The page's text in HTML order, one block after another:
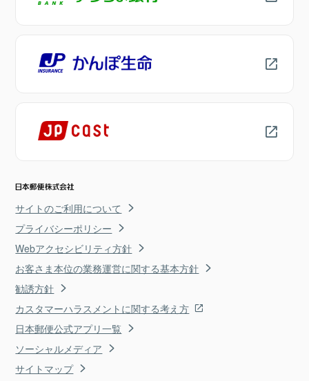
サイトのご利用について
プライバシーポリシー
Webアクセシビリティ方針
お客さま本位の業務運営に関する基本方針
勧誘方針
カスタマーハラスメントに関する考え方
日本郵便公式アプリ一覧
ソーシャルメディア
サイトマップ